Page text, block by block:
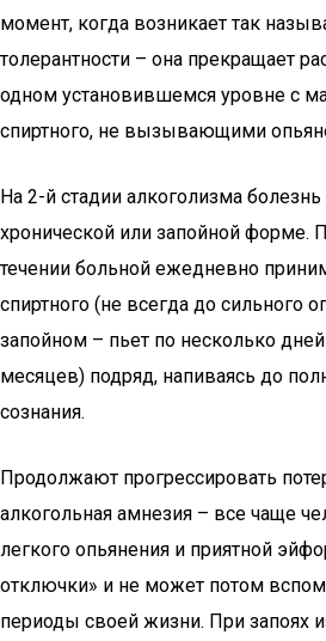
момент, когда возникает так
толерантности – она прекращает
одном установившемся уровне с
спиртного, не вызывающими
На 2-й стадии алкоголизма
хронической или запойной форме.
течении больной ежедневно
спиртного (не всегда до сильного
запойном – пьет по несколько
месяцев) подряд, напиваясь до
сознания.
Продолжают прогрессировать
алкогольная амнезия – все чаще
легкого опьянения и приятной
отключки» и не может потом
периоды своей жизни. При запоях